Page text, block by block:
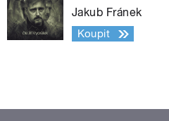
Jakub Fránek
Koupit